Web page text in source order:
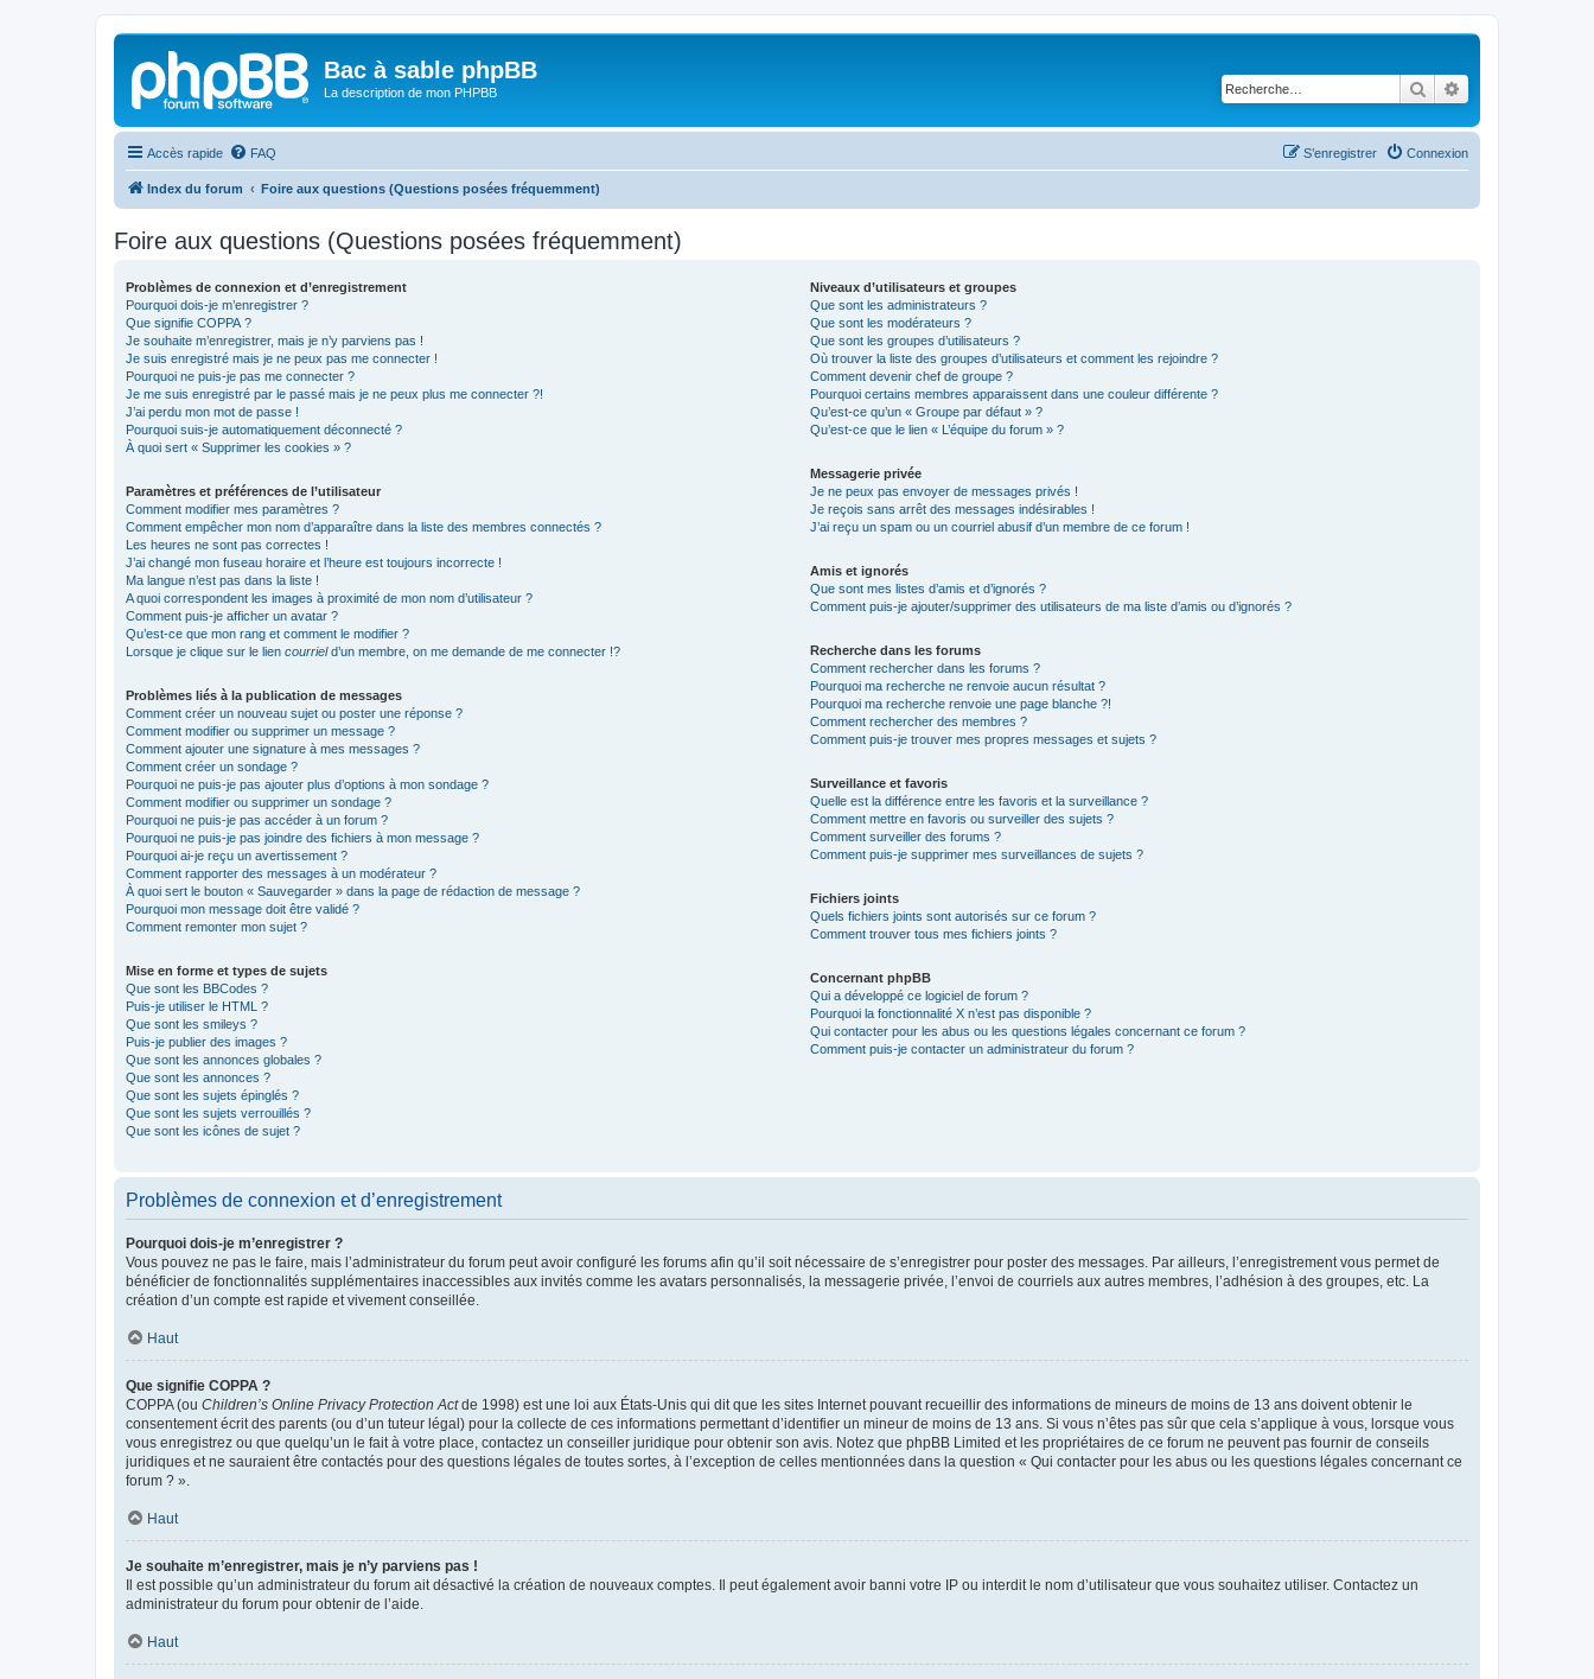
Bac à sable phpBB
La description de mon PHPBB Rechercher
Accès rapide FAQ Connexion
S’enregistrer
Index du forum Foire aux questions (Questions posées fréquemment)
Foire aux questions (Questions posées fréquemment)
Problèmes de connexion et d’enregistrement
Pourquoi dois-je m’enregistrer ?
Que signifie COPPA ?
Je souhaite m’enregistrer, mais je n’y parviens pas !
Je suis enregistré mais je ne peux pas me connecter !
Pourquoi ne puis-je pas me connecter ?
Je me suis enregistré par le passé mais je ne peux plus me connecter ?!
J’ai perdu mon mot de passe !
Pourquoi suis-je automatiquement déconnecté ?
À quoi sert « Supprimer les cookies » ?
Paramètres et préférences de l’utilisateur
Comment modifier mes paramètres ?
Comment empêcher mon nom d’apparaître dans la liste des membres connectés ?
Les heures ne sont pas correctes !
J’ai changé mon fuseau horaire et l’heure est toujours incorrecte !
Ma langue n’est pas dans la liste !
A quoi correspondent les images à proximité de mon nom d’utilisateur ?
Comment puis-je afficher un avatar ?
Qu’est-ce que mon rang et comment le modifier ?
Lorsque je clique sur le lien courrield’un membre, on me demande de me connecter !?
Problèmes liés à la publication de messages
Comment créer un nouveau sujet ou poster une réponse ?
Comment modifier ou supprimer un message ?
Comment ajouter une signature à mes messages ?
Comment créer un sondage ?
Pourquoi ne puis-je pas ajouter plus d’options à mon sondage ?
Comment modifier ou supprimer un sondage ?
Pourquoi ne puis-je pas accéder à un forum ?
Pourquoi ne puis-je pas joindre des fichiers à mon message ?
Pourquoi ai-je reçu un avertissement ?
Comment rapporter des messages à un modérateur ?
À quoi sert le bouton « Sauvegarder » dans la page de rédaction de message ?
Pourquoi mon message doit être validé ?
Comment remonter mon sujet ?
Mise en forme et types de sujets
Que sont les BBCodes ?
Puis-je utiliser le HTML ?
Que sont les smileys ?
Puis-je publier des images ?
Que sont les annonces globales ?
Que sont les annonces ?
Que sont les sujets épinglés ?
Que sont les sujets verrouillés ?
Que sont les icônes de sujet ?
Niveaux d’utilisateurs et groupes
Que sont les administrateurs ?
Que sont les modérateurs ?
Que sont les groupes d’utilisateurs ?
Où trouver la liste des groupes d’utilisateurs et comment les rejoindre ?
Comment devenir chef de groupe ?
Pourquoi certains membres apparaissent dans une couleur différente ?
Qu’est-ce qu’un « Groupe par défaut » ?
Qu’est-ce que le lien « L’équipe du forum » ?
Messagerie privée
Je ne peux pas envoyer de messages privés !
Je reçois sans arrêt des messages indésirables !
J’ai reçu un spam ou un courriel abusif d’un membre de ce forum !
Amis et ignorés
Que sont mes listes d’amis et d’ignorés ?
Comment puis-je ajouter/supprimer des utilisateurs de ma liste d’amis ou d’ignorés ?
Recherche dans les forums
Comment rechercher dans les forums ?
Pourquoi ma recherche ne renvoie aucun résultat ?
Pourquoi ma recherche renvoie une page blanche ?!
Comment rechercher des membres ?
Comment puis-je trouver mes propres messages et sujets ?
Surveillance et favoris
Quelle est la différence entre les favoris et la surveillance ?
Comment mettre en favoris ou surveiller des sujets ?
Comment surveiller des forums ?
Comment puis-je supprimer mes surveillances de sujets ?
Fichiers joints
Quels fichiers joints sont autorisés sur ce forum ?
Comment trouver tous mes fichiers joints ?
Concernant phpBB
Qui a développé ce logiciel de forum ?
Pourquoi la fonctionnalité X n’est pas disponible ?
Qui contacter pour les abus ou les questions légales concernant ce forum ?
Comment puis-je contacter un administrateur du forum ?
Problèmes de connexion et d’enregistrement
Pourquoi dois-je m’enregistrer ?
Vous pouvez ne pas le faire, mais l’administrateur du forum peut avoir configuré les forums afin qu’il soit nécessaire de s’enregistrer pour poster des messages. Par ailleurs, l’enregistrement vous permet de
bénéficier de fonctionnalités supplémentaires inaccessibles aux invités comme les avatars personnalisés, la messagerie privée, l’envoi de courriels aux autres membres, l’adhésion à des groupes, etc. La
création d’un compte est rapide et vivement conseillée.
Haut
Que signifie COPPA ?
COPPA (ou Children’s Online Privacy Protection Actde 1998) est une loi aux États-Unis qui dit que les sites Internet pouvant recueillir des informations de mineurs de moins de 13 ans doivent obtenir le
consentement écrit des parents (ou d’un tuteur légal) pour la collecte de ces informations permettant d’identifier un mineur de moins de 13 ans. Si vous n’êtes pas sûr que cela s’applique à vous, lorsque vous
vous enregistrez ou que quelqu’un le fait à votre place, contactez un conseiller juridique pour obtenir son avis. Notez que phpBB Limited et les propriétaires de ce forum ne peuvent pas fournir de conseils
juridiques et ne sauraient être contactés pour des questions légales de toutes sortes, à l’exception de celles mentionnées dans la question « Qui contacter pour les abus ou les questions légales concernant ce
forum ? ».
Haut
Je souhaite m’enregistrer, mais je n’y parviens pas !
Il est possible qu’un administrateur du forum ait désactivé la création de nouveaux comptes. Il peut également avoir banni votre IP ou interdit le nom d’utilisateur que vous souhaitez utiliser. Contactez un
administrateur du forum pour obtenir de l’aide.
Haut